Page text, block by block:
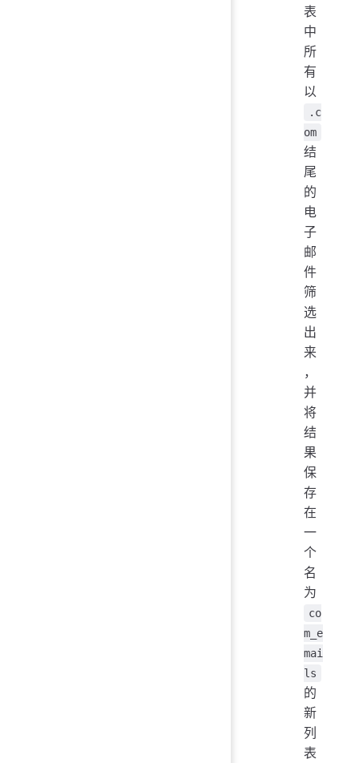
表
中
所
有
以
.c
om
结
尾
的
电
子
邮
件
筛
选
出
来
，
并
将
结
果
保
存
在
一
个
名
为
co
m_e
mai
ls
的
新
列
表